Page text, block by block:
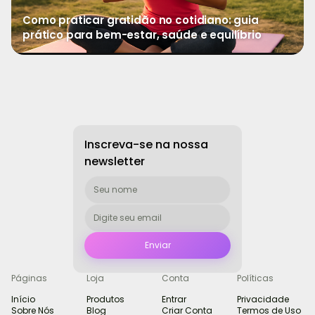
Como praticar gratidão no cotidiano: guia
prático para bem-estar, saúde e equilíbrio
Ver mais→
Inscreva-se na nossa
newsletter
Páginas
Início
Sobre Nós
Loja
Produtos
Blog
Conta
Entrar
Criar Conta
Políticas
Privacidade
Termos de Uso